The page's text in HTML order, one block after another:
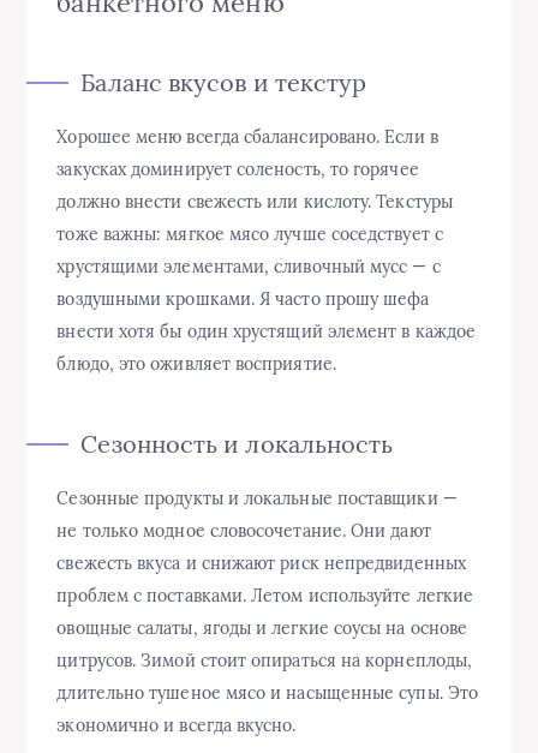
Баланс вкусов и текстур
Хорошее меню всегда сбалансировано. Если в
закусках доминирует соленость, то горячее
должно внести свежесть или кислоту. Текстуры
тоже важны: мягкое мясо лучше соседствует с
хрустящими элементами, сливочный мусс — с
воздушными крошками. Я часто прошу шефа
внести хотя бы один хрустящий элемент в каждое
блюдо, это оживляет восприятие.
Сезонность и локальность
Сезонные продукты и локальные поставщики —
не только модное словосочетание. Они дают
свежесть вкуса и снижают риск непредвиденных
проблем с поставками. Летом используйте легкие
овощные салаты, ягоды и легкие соусы на основе
цитрусов. Зимой стоит опираться на корнеплоды,
длительно тушеное мясо и насыщенные супы. Это
экономично и всегда вкусно.